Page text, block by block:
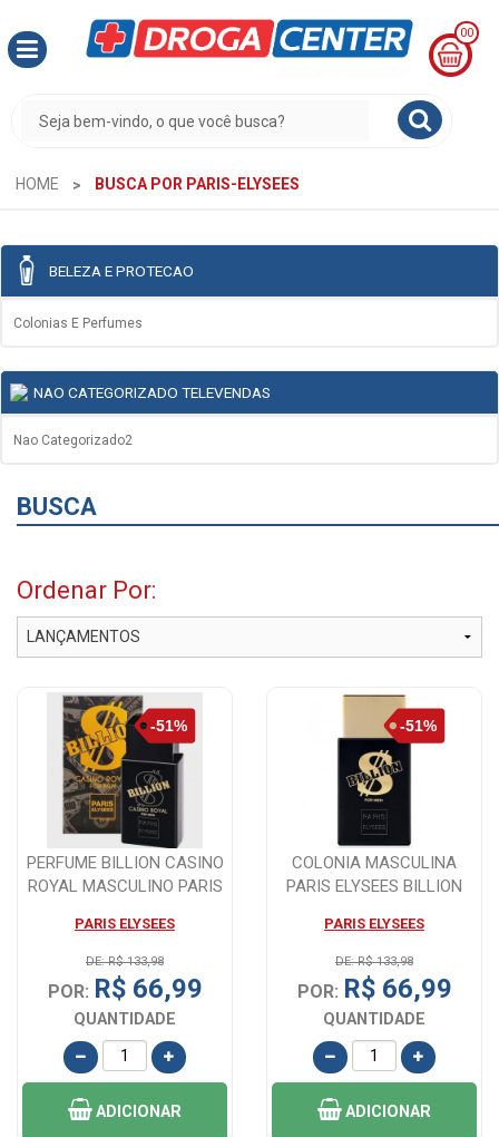
00
CESTA
R$
0,00
HOME BUSCA POR PARIS-ELYSEES
BELEZA E PROTECAO
Colonias E Perfumes
NAO CATEGORIZADO TELEVENDAS
Nao Categorizado2
BUSCA
Ordenar Por:
PERFUME BILLION CASINO
ROYAL MASCULINO PARIS
PARIS ELYSEES
DE: R$ 133,98
POR: R$ 66,99
QUANTIDADE
ADICIONAR
COLONIA MASCULINA
PARIS ELYSEES BILLION
PARIS ELYSEES
DE: R$ 133,98
POR: R$ 66,99
QUANTIDADE
ADICIONAR